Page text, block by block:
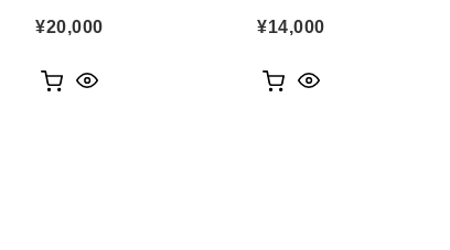
¥20,000 ¥14,000